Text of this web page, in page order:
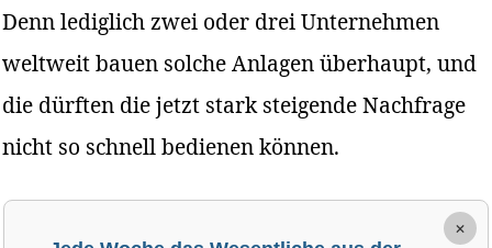
Denn lediglich zwei oder drei Unternehmen
weltweit bauen solche Anlagen überhaupt, und
die dürften die jetzt stark steigende Nachfrage
nicht so schnell bedienen können.
×